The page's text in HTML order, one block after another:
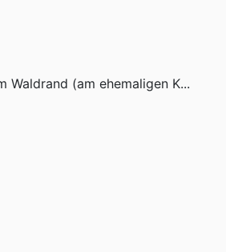
Waldrand (am ehemaligen K...